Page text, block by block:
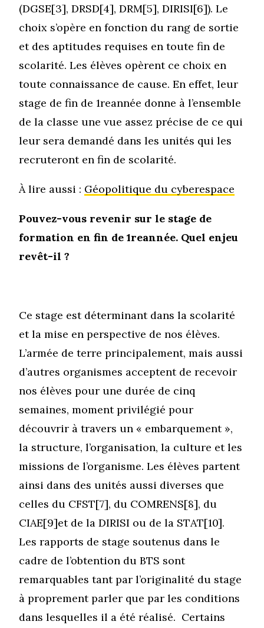
(DGSE[3], DRSD[4], DRM[5], DIRISI[6]). Le
choix s’opère en fonction du rang de sortie
et des aptitudes requises en toute fin de
scolarité. Les élèves opèrent ce choix en
toute connaissance de cause. En effet, leur
stage de fin de 1reannée donne à l’ensemble
de la classe une vue assez précise de ce qui
leur sera demandé dans les unités qui les
recruteront en fin de scolarité.
À lire aussi : Géopolitique du cyberespace
Pouvez-vous revenir sur le stage de
formation en fin de 1reannée. Quel enjeu
revêt-il ?
Ce stage est déterminant dans la scolarité
et la mise en perspective de nos élèves.
L’armée de terre principalement, mais aussi
d’autres organismes acceptent de recevoir
nos élèves pour une durée de cinq
semaines, moment privilégié pour
découvrir à travers un « embarquement »,
la structure, l’organisation, la culture et les
missions de l’organisme. Les élèves partent
ainsi dans des unités aussi diverses que
celles du CFST[7], du COMRENS[8], du
CIAE[9]et de la DIRISI ou de la STAT[10].
Les rapports de stage soutenus dans le
cadre de l’obtention du BTS sont
remarquables tant par l’originalité du stage
à proprement parler que par les conditions
dans lesquelles il a été réalisé. Certains